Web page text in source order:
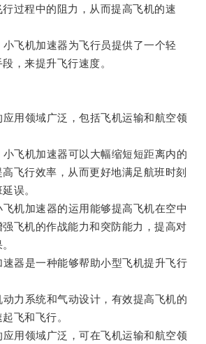
过程中的阻力，从而提高飞机的速
机加速器为飞行员提供了一个轻
，来提升飞行速度。
领域广泛，包括飞机运输和航空领
机加速器可以大幅缩短短距离内的
飞行效率，从而更好地满足航班时刻
误。
加速器的运用能够提高飞机在空中
飞机的作战能力和突防能力，提高对
是一种能够帮助小型飞机提升飞行
系统和气动设计，有效提高飞机的
飞和飞行。
领域广泛，可在飞机运输和航空领